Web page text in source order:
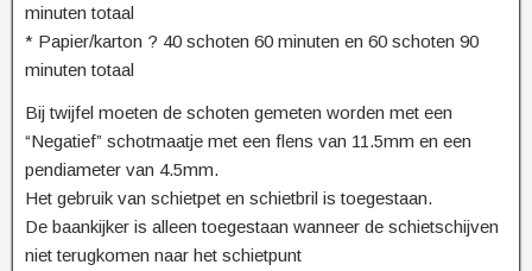
minuten totaal
* Papier/karton ? 40 schoten 60 minuten en 60 schoten 90
minuten totaal
Bij twijfel moeten de schoten gemeten worden met een
“Negatief” schotmaatje met een flens van 11.5mm en een
pendiameter van 4.5mm.
Het gebruik van schietpet en schietbril is toegestaan.
De baankijker is alleen toegestaan wanneer de schietschijven
niet terugkomen naar het schietpunt